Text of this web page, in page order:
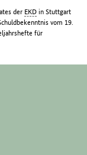
der EKD in Stuttgart
vom 19.
für